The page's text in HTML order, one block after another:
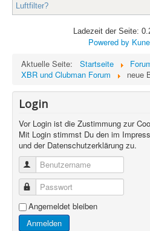
Luftfilter?
Ladezeit der Seite:
Powered by
Aktuelle Seite:
Startseite
XBR und Clubman Forum
neue
Login
Vor Login ist die Zustimmung zur
Mit Login stimmst Du den im
und der Datenschutzerklärung zu.
Benutzername
Passwort
Angemeldet bleiben
Anmelden